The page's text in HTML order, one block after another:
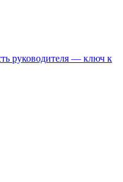
руководителя — ключ к